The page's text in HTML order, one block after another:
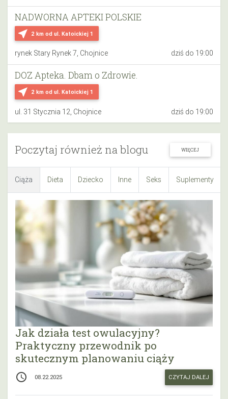
near_me 2 km od ul. Katoickiej 1
NADWORNA APTEKI POLSKIE
rynek Stary Rynek 7, Chojnice dziś do 19:00
near_me 2 km od ul. Katoickiej 1
DOZ Apteka. Dbam o Zdrowie.
ul. 31 Stycznia 12, Chojnice dziś do 19:00
Poczytaj również na blogu WIĘCEJ
Ciąża Dieta Dziecko Inne Seks Suplementy
Jak działa test owulacyjny?
Praktyczny przewodnik po
skutecznym planowaniu ciąży
access_time 08.22.2025 CZYTAJ DALEJ